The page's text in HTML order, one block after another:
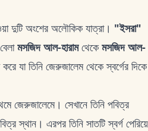
দুটি অংশের অলৌকিক যাত্রা। "ইসরা"
মসজিদ আল-হারামথেকেমসজিদ আল-
যা তিনি জেরুজালেম থেকে স্বর্গের দিকে
জেরুজালেমে। সেখানে তিনি পবিত্র
স্থান। এরপর তিনি সাতটি স্বর্গ পেরিয়ে